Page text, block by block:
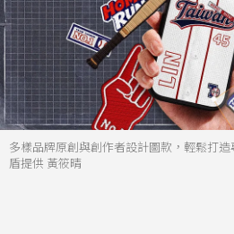
多樣品牌原創與創作者設計圖款，輕鬆打
盾提供 黃筱晴